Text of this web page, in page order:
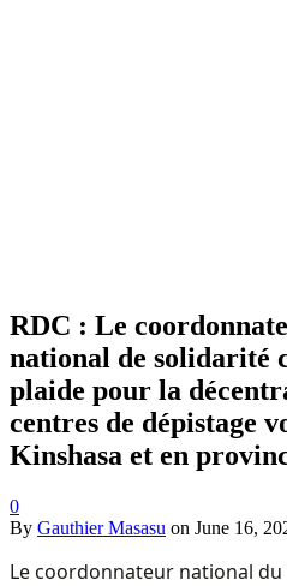
RDC : Le
national de solidarité
plaide pour la
centres de dépistage
Kinshasa et en
0
By Gauthier Masasu on June 16,
Le coordonnateur national